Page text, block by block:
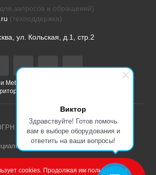
Виктор
Здравствуйте! Готов помочь
вам в выборе оборудования и
ответить на ваши вопросы!
запросов и обращений)
(техподдержка)
ул. Кольская, д.1, стр.2
Meta, признанной экстремистской и
РФ
1177746313326
Центр
cookies. Продолжая им пользоваться,